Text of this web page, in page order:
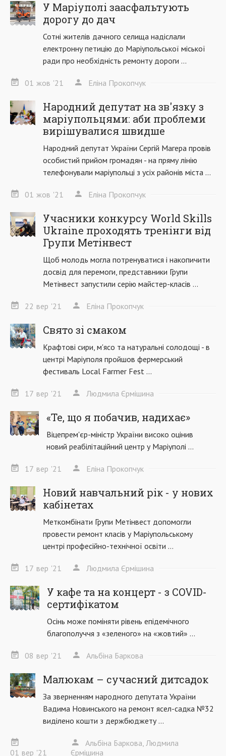
У Маріуполі заасфальтують
дорогу до дач
Сотні жителів дачного селища надіслали
електронну петицію до Маріупольської міської
ради про необхідність ремонту дороги ...
01 жов '21 Еліна Прокопчук
Народний депутат на зв'язку з
маріупольцями: аби проблеми
вирішувалися швидше
Народний депутат України Сергій Магера провів
особистий прийом громадян - на пряму лінію
телефонували маріупольці з усіх районів міста ...
01 жов '21 Еліна Прокопчук
Учасники конкурсу World Skills
Ukraine проходять тренінги від
Групи Метінвест
Щоб молодь могла потренуватися і накопичити
досвід для перемоги, представники Групи
Метінвест запустили серію майстер-класів ...
22 вер '21 Еліна Прокопчук
Свято зі смаком
Крафтові сири, м'ясо та натуральні солодощі - в
центрі Маріуполя пройшов фермерський
фестиваль Local Farmer Fest ...
17 вер '21 Людмила Єрмішина
«Те, що я побачив, надихає»
Віцепрем'єр-міністр України високо оцінив
новий реабілітаційний центр у Маріуполі ...
17 вер '21 Еліна Прокопчук
Новий навчальний рік - у нових
кабінетах
Меткомбінати Групи Метінвест допомогли
провести ремонт класів у Маріупольському
центрі професійно-технічної освіти ...
17 вер '21 Людмила Єрмішина
У кафе та на концерт - з COVID-
сертифікатом
Осінь може поміняти рівень епідемічного
благополуччя з «зеленого» на «жовтий» ...
08 вер '21 Альбіна Баркова
Малюкам – сучасний дитсадок
За зверненням народного депутата України
Вадима Новинського на ремонт ясел-садка №32
виділено кошти з держбюджету ...
01 вер '21
Альбіна Баркова, Людмила
Єрмішина